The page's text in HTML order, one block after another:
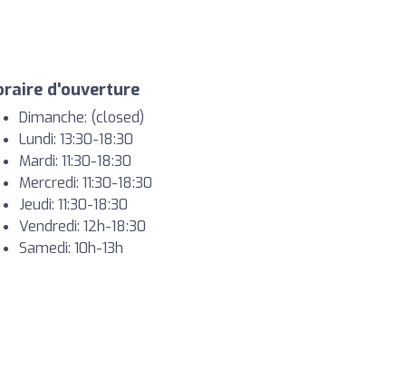
d'ouverture
Dimanche: (closed)
Lundi: 13:30-18:30
Mardi: 11:30-18:30
Mercredi: 11:30-18:30
Jeudi: 11:30-18:30
Vendredi: 12h-18:30
Samedi: 10h-13h